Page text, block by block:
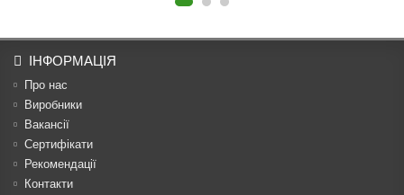
ІНФОРМАЦІЯ
Про нас
Виробники
Вакансії
Сертифікати
Рекомендації
Контакти